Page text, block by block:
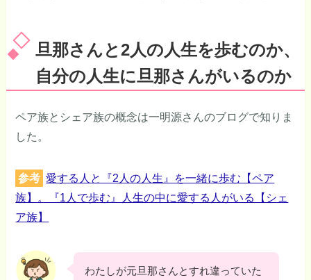
旦那さんと2人の人生を歩むのか、
自分の人生に旦那さんがいるのか
ペア族とシェア族の概念は一明源さんのブログで知りま
した。
参考 愛する人と『2人の人生』を一緒に歩む【ペア
族】。『1人で歩む』人生の中に愛する人がいる【シェ
ア族】
わたしが元旦那さんとすれ違っていた